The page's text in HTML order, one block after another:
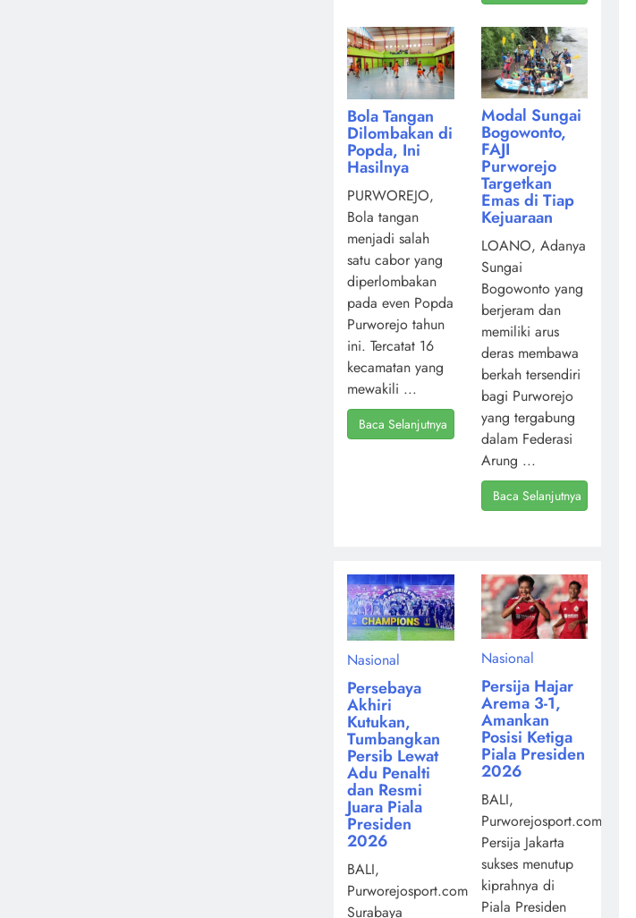
Bola Tangan
Dilombakan di
Popda, Ini
Hasilnya
PURWOREJO,
Bola tangan
menjadi salah
satu cabor yang
diperlombakan
pada even Popda
Purworejo tahun
ini. Tercatat 16
kecamatan yang
mewakili ...
Baca Selanjutnya
Modal Sungai
Bogowonto,
FAJI
Purworejo
Targetkan
Emas di Tiap
Kejuaraan
LOANO, Adanya
Sungai
Bogowonto yang
berjeram dan
memiliki arus
deras membawa
berkah tersendiri
bagi Purworejo
yang tergabung
dalam Federasi
Arung ...
Baca Selanjutnya
Nasional
Persebaya
Akhiri
Kutukan,
Tumbangkan
Persib Lewat
Adu Penalti
dan Resmi
Juara Piala
Presiden
2026
BALI,
Purworejosport.com,
Surabaya
Nasional
Persija Hajar
Arema 3-1,
Amankan
Posisi Ketiga
Piala Presiden
2026
BALI,
Purworejosport.com,
Persija Jakarta
sukses menutup
kiprahnya di
Piala Presiden